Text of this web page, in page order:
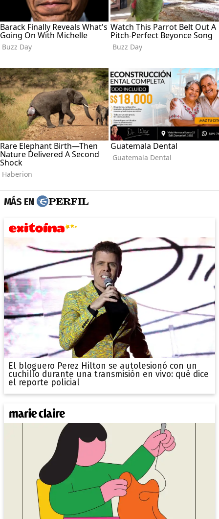
MÁS EN
El bloguero Perez Hilton se autolesionó con un
cuchillo durante una transmisión en vivo: qué dice
el reporte policial